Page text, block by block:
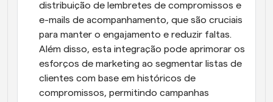
distribuição de lembretes de compromissos e
e-mails de acompanhamento, que são cruciais
para manter o engajamento e reduzir faltas.
Além disso, esta integração pode aprimorar os
esforços de marketing ao segmentar listas de
clientes com base em históricos de
compromissos, permitindo campanhas